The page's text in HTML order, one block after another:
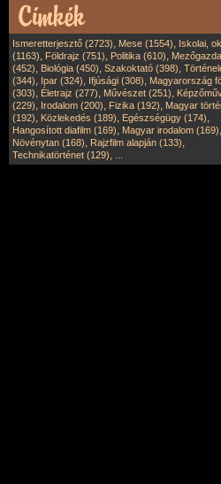
Ismeretterjesztő (2723), Mese (1554), Iskolai,
(1163), Földrajz (751), Politika (610),
(452), Biológia (450), Szakoktató (398),
(344), Ipar (324), Ifjúsági (308), Magyarország
(303), Életrajz (277), Művészet (251),
(229), Irodalom (200), Fizika (192), Magyar
(192), Közlekedés (189), Egészségügy (174),
Hangosított diafilm (169), Magyar irodalom (169),
Növénytan (168), Rajzfilm alapján (133),
Technikatörténet (129),